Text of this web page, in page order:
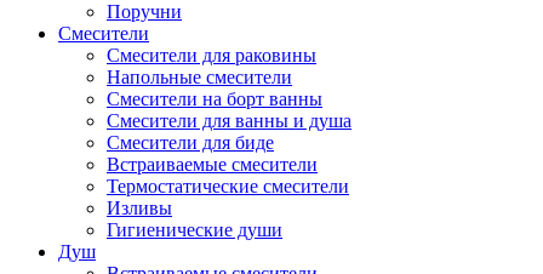
Поручни
Смесители
Смесители для раковины
Напольные смесители
Смесители на борт ванны
Смесители для ванны и душа
Смесители для биде
Встраиваемые смесители
Термостатические смесители
Изливы
Гигиенические души
Душ